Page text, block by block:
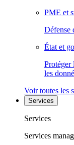
PME et
Défense
État et
Protéger
les
Voir toutes les
Services
Services
Services